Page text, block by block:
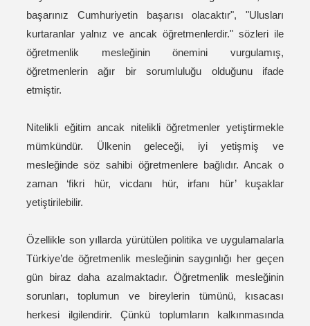
başarınız Cumhuriyetin başarısı olacaktır", "Ulusları
kurtaranlar yalnız ve ancak öğretmenlerdir." sözleri ile
öğretmenlik mesleğinin önemini vurgulamış,
öğretmenlerin ağır bir sorumluluğu olduğunu ifade
etmiştir.
Nitelikli eğitim ancak nitelikli öğretmenler yetiştirmekle
mümkündür. Ülkenin geleceği, iyi yetişmiş ve
mesleğinde söz sahibi öğretmenlere bağlıdır. Ancak o
zaman ‘fikri hür, vicdanı hür, irfanı hür’ kuşaklar
yetiştirilebilir.
Özellikle son yıllarda yürütülen politika ve uygulamalarla
Türkiye’de öğretmenlik mesleğinin saygınlığı her geçen
gün biraz daha azalmaktadır. Öğretmenlik mesleğinin
sorunları, toplumun ve bireylerin tümünü, kısacası
herkesi ilgilendirir. Çünkü toplumların kalkınmasında